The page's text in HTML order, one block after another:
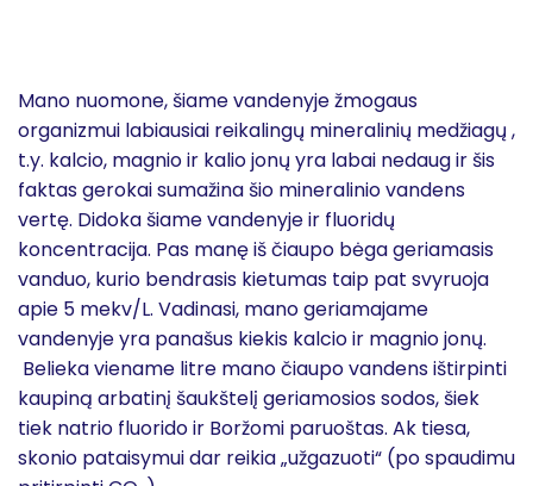
Mano nuomone, šiame vandenyje žmogaus
organizmui labiausiai reikalingų mineralinių medžiagų ,
t.y. kalcio, magnio ir kalio jonų yra labai nedaug ir šis
faktas gerokai sumažina šio mineralinio vandens
vertę. Didoka šiame vandenyje ir fluoridų
koncentracija. Pas manę iš čiaupo bėga geriamasis
vanduo, kurio bendrasis kietumas taip pat svyruoja
apie 5 mekv/L. Vadinasi, mano geriamajame
vandenyje yra panašus kiekis kalcio ir magnio jonų.
Belieka viename litre mano čiaupo vandens ištirpinti
kaupiną arbatinį šaukštelį geriamosios sodos, šiek
tiek natrio fluorido ir Boržomi paruoštas. Ak tiesa,
skonio pataisymui dar reikia „užgazuoti“ (po spaudimu